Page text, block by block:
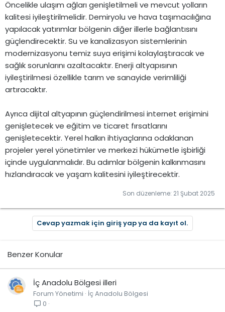
Öncelikle ulaşım ağları genişletilmeli ve mevcut yolların
kalitesi iyileştirilmelidir. Demiryolu ve hava taşımacılığına
yapılacak yatırımlar bölgenin diğer illerle bağlantısını
güçlendirecektir. Su ve kanalizasyon sistemlerinin
modernizasyonu temiz suya erişimi kolaylaştıracak ve
sağlık sorunlarını azaltacaktır. Enerji altyapısının
iyileştirilmesi özellikle tarım ve sanayide verimliliği
artıracaktır.
Ayrıca dijital altyapının güçlendirilmesi internet erişimini
genişletecek ve eğitim ve ticaret fırsatlarını
genişletecektir. Yerel halkın ihtiyaçlarına odaklanan
projeler yerel yönetimler ve merkezi hükümetle işbirliği
içinde uygulanmalıdır. Bu adımlar bölgenin kalkınmasını
hızlandıracak ve yaşam kalitesini iyileştirecektir.
Son düzenleme: 21 Şubat 2025
Cevap yazmak için giriş yap ya da kayıt ol.
Benzer Konular
İç Anadolu Bölgesi illeri
Forum Yönetimi İç Anadolu Bölgesi
0